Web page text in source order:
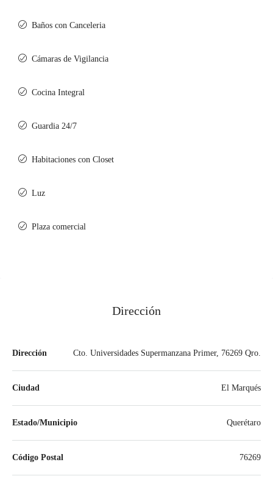
Baños con Canceleria
Cámaras de Vigilancia
Cocina Integral
Guardia 24/7
Habitaciones con Closet
Luz
Plaza comercial
Dirección
Dirección Cto. Universidades Supermanzana Primer, 76269 Qro.
Ciudad El Marqués
Estado/Municipio Querétaro
Código Postal 76269